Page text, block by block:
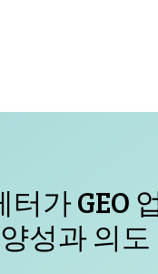
터가 GEO
성과 의